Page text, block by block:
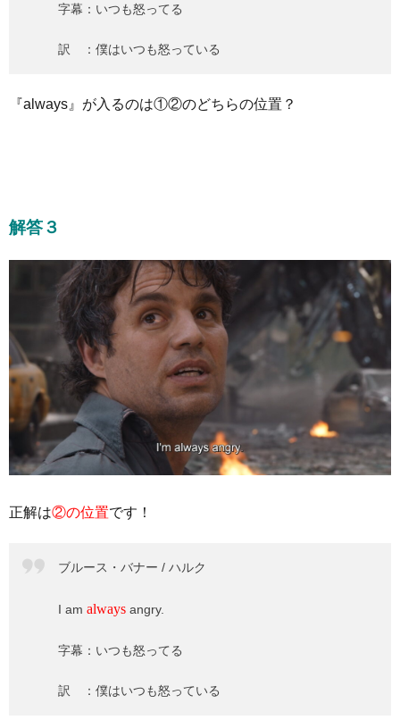
字幕：いつも怒ってる
訳 ：僕はいつも怒っている
『always』が入るのは①②のどちらの位置？
解答３
正解は②の位置です！
ブルース・バナー / ハルク
I am always angry.
字幕：いつも怒ってる
訳 ：僕はいつも怒っている